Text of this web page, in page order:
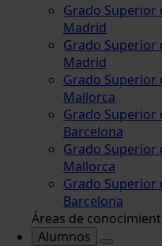
Grado Superior
Madrid
Grado Superior
Madrid
Grado Superior
Mallorca
Grado Superior
Barcelona
Grado Superior
Mallorca
Grado Superior
Barcelona
Áreas de
Alumnos